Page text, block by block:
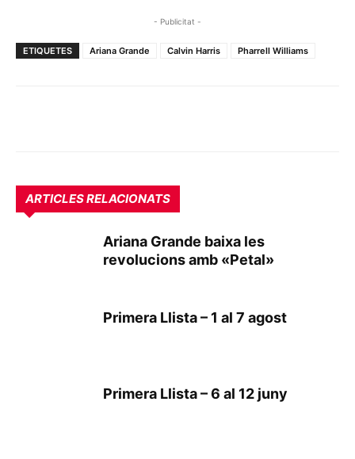
- Publicitat -
ETIQUETES Ariana Grande Calvin Harris Pharrell Williams
ARTICLES RELACIONATS
Ariana Grande baixa les
revolucions amb «Petal»
Primera Llista – 1 al 7 agost
Primera Llista – 6 al 12 juny